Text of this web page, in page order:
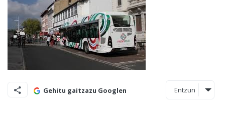
Gehitu gaitzazu Googlen Entzun